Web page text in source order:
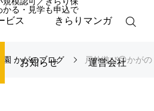
ビス きらりマンガ
お知らせ 運営会社
園 かがのブログ 戸外遊び😊かがの